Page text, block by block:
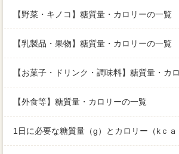
【野菜・キノコ】糖質量・カロリーの一覧
【乳製品・果物】糖質量・カロリーの一覧
【お菓子・ドリンク・調味料】糖質量・カ
【外食等】糖質量・カロリーの一覧
1日に必要な糖質量（g）とカロリー（kｃ